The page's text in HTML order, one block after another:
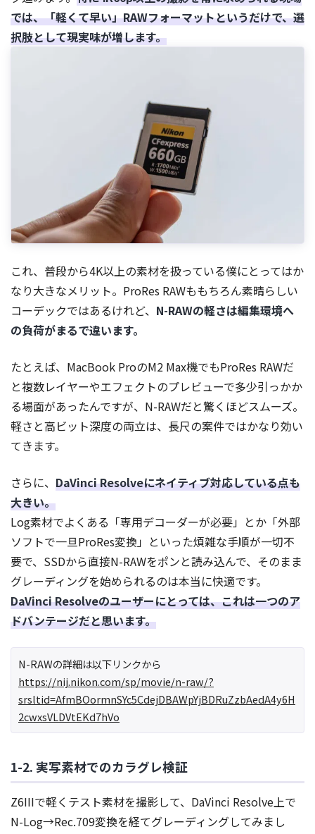
では、「軽くて早い」RAWフォーマットというだけで、選
択肢として現実味が増します。
これ、普段から4K以上の素材を扱っている僕にとってはか
なり大きなメリット。ProRes RAWももちろん素晴らしい
コーデックではあるけれど、 N-RAWの軽さは編集環境へ
の負荷がまるで違います。
たとえば、MacBook ProのM2 Max機でもProRes RAWだ
と複数レイヤーやエフェクトのプレビューで多少引っかか
る場面があったんですが、N-RAWだと驚くほどスムーズ。
軽さと高ビット深度の両立は、長尺の案件ではかなり効い
てきます。
さらに、 DaVinci Resolveにネイティブ対応している点も
大きい。
Log素材でよくある「専用デコーダーが必要」とか「外部
ソフトで一旦ProRes変換」といった煩雑な手順が一切不
要で、SSDから直接N-RAWをポンと読み込んで、そのまま
グレーディングを始められるのは本当に快適です。
DaVinci Resolveのユーザーにとっては、これは一つのア
ドバンテージだと思います。
N-RAWの詳細は以下リンクから
https://nij.nikon.com/sp/movie/n-raw/?
srsltid=AfmBOormnSYc5CdejDBAWpYjBDRuZzbAedA4y6H
2cwxsVLDVtEKd7hVo
1-2. 実写素材でのカラグレ検証
Z6IIIで軽くテスト素材を撮影して、DaVinci Resolve上で
N-Log→Rec.709変換を経てグレーディングしてみまし